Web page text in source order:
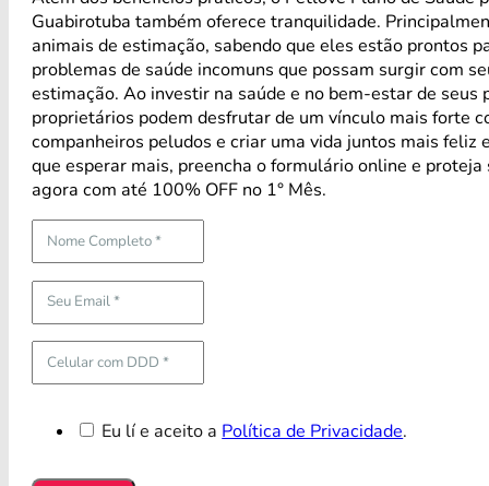
Guabirotuba também oferece tranquilidade.
animais de estimação, sabendo que eles estão prontos
problemas de saúde incomuns que possam surgir com
estimação. Ao investir na saúde e no bem-estar de seus
proprietários podem desfrutar de um vínculo mais forte
companheiros peludos e criar uma vida juntos mais feliz
que esperar mais, preencha o formulário online e proteja
agora com até 100% OFF no 1° Mês.
Eu lí e aceito a Política de Privacidade.